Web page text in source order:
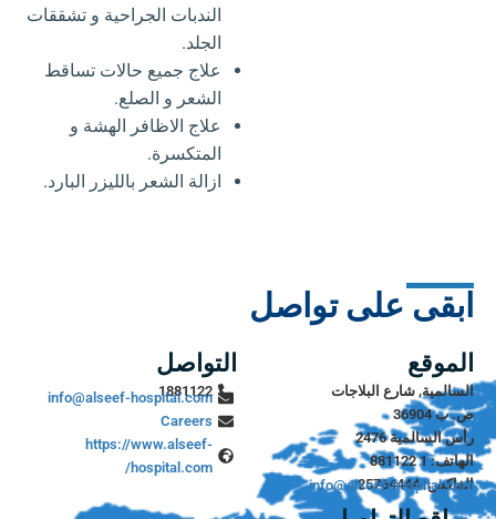
الندبات الجراحية و تشققات
الجلد.
علاج جميع حالات تساقط
الشعر و الصلع.
علاج الاظافر الهشة و
المتكسرة.
ازالة الشعر بالليزر البارد.
ابقى على تواصل
الموقع
السالمية, شارع البلاجات
ص. ب 36904
رأس السالمية 2476
الهاتف: 1 881122
الفاكس: 25764444
info@alseef-hospital.com
التواصل
1881122
info@alseef-hospital.com
Careers
https://www.alseef-
hospital.com/